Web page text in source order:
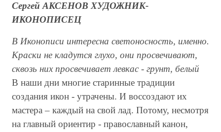
Сергей АКСЕНОВ ХУДОЖНИК-
ИКОНОПИСЕЦ
В Иконописи интересна светоносность, именно.
Краски не кладутся глухо, они просвечивают,
сквозь них просвечивает левкас - грунт, белый
В наши дни многие старинные традиции
создания икон - утрачены. И воссоздают их
мастера – каждый на свой лад. Потому, несмотря
на главный ориентир - православный канон,